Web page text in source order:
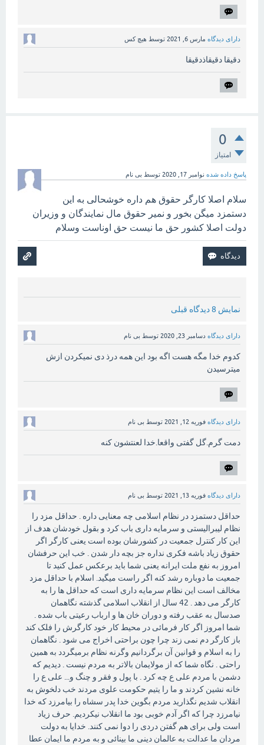
دارای دیدگاه مارس 6, 2021 توسط هیچ کس
دقیقا دقیقاذدقیقا
0
امتیاز
پاسخ داده شده نوامبر 17, 2020 توسط بی نام
سلام اصلا کارگر حقوق هم داره خوشحالی به این
دستمزد میگن بخور و نمیر حقوق مال نمایندگان و وزیران
دولت اصلا کشور حق ما نیست حق اوناست وسلام
نمایش 8 دیدگاه قبلی
دارای دیدگاه دسامبر 23, 2020 توسط بی نام
کدوم خدا مگه هست اگه بود این همه درذ دی نمیکردن ازش
میترسیدن
دارای دیدگاه فوریه 12, 2021 توسط بی نام
دمت گرم.گل گفتی واقعا.خدا لعنتشون کنه
دارای دیدگاه فوریه 13, 2021 توسط بی نام
حداقل دستمزد در نظام اسلامی چه معنایی داره . حداقل مزد را
نظام لیبرالیستی و سرمایه داری باب کرد و بقول خودشان هدف از
این کار کنترل جمعیت در کشورشان بوده است یعنی کارگر اگر
حقوق زیاد باشه فکری نداره جز بچه دار شدن . خب این حرفشان
امروز به نفع ملت ایرانه یعنی شما باید برعکس عمل کنید تا
جمعیت ما دوباره رشد کنه اگر راست میگید. اسلام با حداقل مزد
مخالف است این نظام سرمایه داری است که حداقل ها را به
کارگر می دهد . 42 سال از انقلاب اسلامی گذشته نگاهمان
صدسال به عقب رفته و دوران خان ها و ارباب رعیتی باب شده .
شما امروز اگر کار فرمائی در محیط کار خود کارگرش را فلک کند
باز کارگر دم نمی زند چرا چون براحتی اخراج می شود . نگاهمان
را به اسلام و قوانین آن برگردانیم وگرنه نظام برمیگردد به همین
راحتی . نگاه شما که از مولایمان بالاتر به مردم نیست . دیدیم که
دشمن با مردم علی ع چه کرد . با پول و فقر و چنگ و... علی ع را
خانه نشین کردند و ما را یتیم حکومت علوی مردند خب دلخوش به
انقلاب شدیم نگذارید مردم بگوین خدا پدر سشاه را بیامرزد که خدا
نیامرزد چرا که اگر آدم خوبی بود ما انقلاب نیکردیم. حرف زیاد
است ولی برای هم گفتن دردی را دوا نمی کنند. خدایا به دولت
مردان ما عدالت به عالمان دینی ما بینائی و به مردم ما ایمان عطا